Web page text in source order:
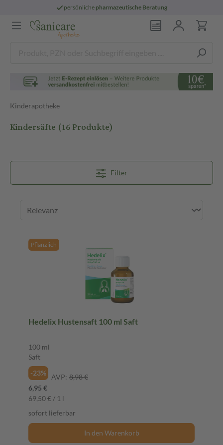
persönliche pharmazeutische Beratung
Kinderapotheke
Kindersäfte (16 Produkte)
Filter
Pflanzlich
Hedelix Hustensaft 100 ml Saft
100 ml
Saft
-23%
AVP: 8,98 €
6,95 €
69,50 € / 1 l
sofort lieferbar
In den Warenkorb